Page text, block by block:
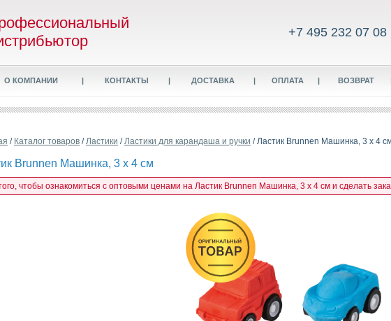
+7 495 232 07 08
О КОМПАНИИ | КОНТАКТЫ | ДОСТАВКА | ОПЛАТА | ВОЗВРАТ
/ Каталог товаров /Ластики /Ластики для карандаша и ручки / Ластик Brunnen Машинка, 3 х 4
Brunnen Машинка, 3 х 4 см
чтобы ознакомиться с оптовыми ценами на Ластик Brunnen Машинка, 3 х 4 см и сделать